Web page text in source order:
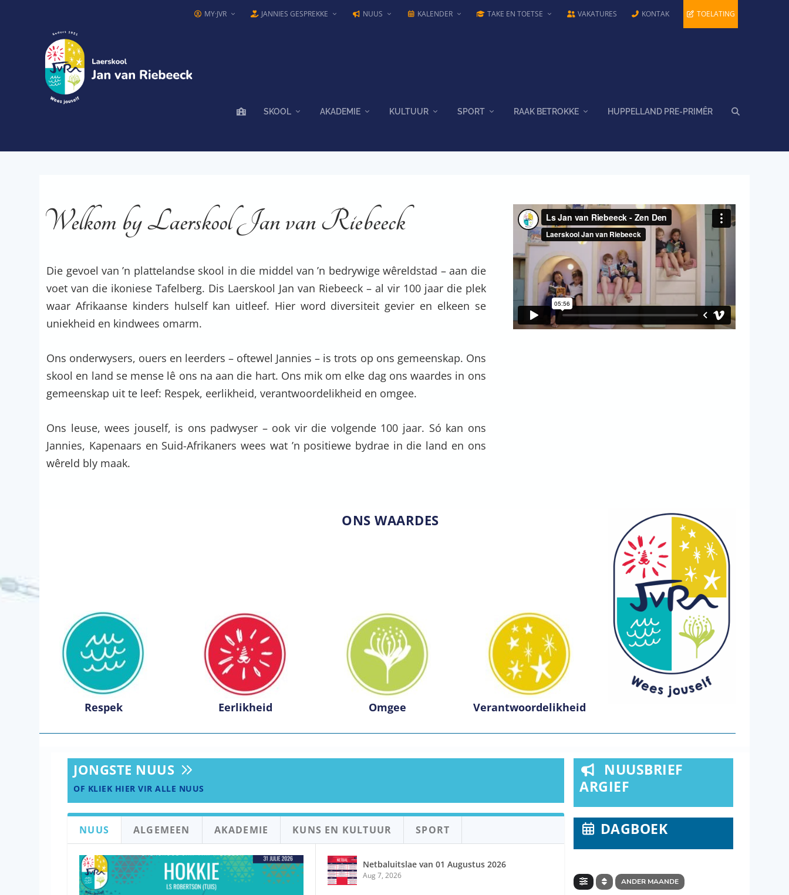
MY·JVR JANNIES GESPREKKE NUUS KALENDER TAKE EN TOETSE VAKATURES KONTAK TOELATING
SKOOL AKADEMIE KULTUUR SPORT RAAK BETROKKE HUPPELLAND PRE-PRIMÊR
Welkom by Laerskool Jan van Riebeeck
Die gevoel van ’n plattelandse skool in die middel van ’n bedrywige wêreldstad – aan die
voet van die ikoniese Tafelberg. Dis Laerskool Jan van Riebeeck – al vir 100 jaar die plek
waar Afrikaanse kinders hulself kan uitleef. Hier word diversiteit gevier en elkeen se
uniekheid en kindwees omarm.
Ons onderwysers, ouers en leerders – oftewel Jannies – is trots op ons gemeenskap. Ons
skool en land se mense lê ons na aan die hart. Ons mik om elke dag ons waardes in ons
gemeenskap uit te leef: Respek, eerlikheid, verantwoordelikheid en omgee.
Ons leuse, wees jouself, is ons padwyser – ook vir die volgende 100 jaar. Só kan ons
Jannies, Kapenaars en Suid-Afrikaners wees wat ’n positiewe bydrae in die land en ons
wêreld bly maak.
ONS WAARDES
Respek Eerlikheid Omgee Verantwoordelikheid
JONGSTE NUUS
OF KLIEK HIER VIR ALLE NUUS
NUUS ALGEMEEN AKADEMIE KUNS EN KULTUUR SPORT
Netbaluitslae van 01 Augustus 2026
Aug 7, 2026
NUUSBRIEF
ARGIEF
DAGBOEK
ANDER MAANDE